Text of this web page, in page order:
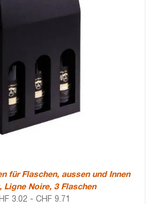
für Flaschen, aussen und Innen
Ligne Noire, 3 Flaschen
3.02 - CHF 9.71